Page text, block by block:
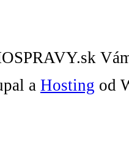
a Hosting od